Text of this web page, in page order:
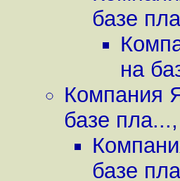
базе
на
Компания
базе пла...,
базе